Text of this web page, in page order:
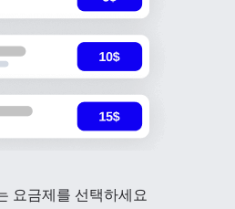
요금제를 선택하세요